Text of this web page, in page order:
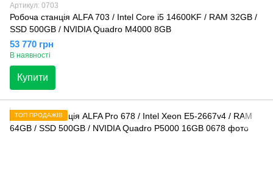
Артикул: 0703
Робоча станція ALFA 703 / Intel Core i5 14600KF / RAM 32GB /
SSD 500GB / NVIDIA Quadro M4000 8GB
53 770 грн
В наявності
Купити
ТОП ПРОДАЖІВ